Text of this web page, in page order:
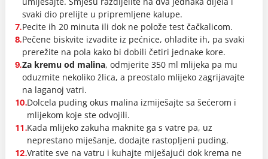
svaki dio prelijte u pripremljene kalupe.
7.Pecite ih 20 minuta ili dok ne polože test čačkalicom.
8.Pečene biskvite izvadite iz pećnice, ohladite ih, pa svaki
prerežite na pola kako bi dobili četiri jednake kore.
9.Za kremu od malina, odmjerite 350 ml mlijeka pa mu
oduzmite nekoliko žlica, a preostalo mlijeko zagrijavajte
na laganoj vatri.
10.Dolcela puding okus malina izmiješajte sa šećerom i
mlijekom koje ste odvojili.
11.Kada mlijeko zakuha maknite ga s vatre pa, uz
neprestano miješanje, dodajte rastopljeni puding.
12.Vratite sve na vatru i kuhajte miješajući dok krema ne